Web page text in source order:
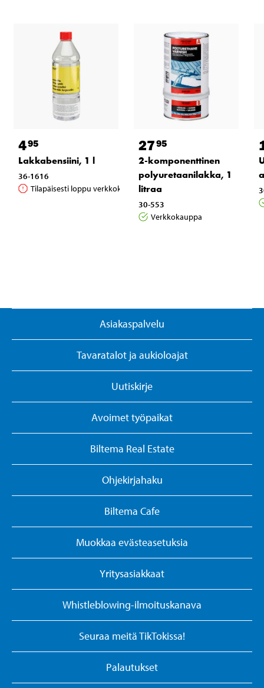
495
Lakkabensiini, 1 l
36-1616
Tilapäisesti loppu verkkokaupasta
2795
2-komponenttinen
polyuretaanilakka, 1
litraa
30-553
Verkkokauppa
Asiakaspalvelu
Tavaratalot ja aukioloajat
Uutiskirje
Avoimet työpaikat
Biltema Real Estate
Ohjekirjahaku
Biltema Cafe
Muokkaa evästeasetuksia
Yritysasiakkaat
Whistleblowing-ilmoituskanava
Seuraa meitä TikTokissa!
Palautukset